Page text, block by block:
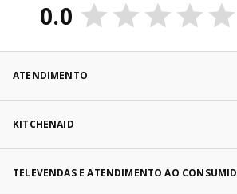
0.0
ATENDIMENTO
KITCHENAID
TELEVENDAS E ATENDIMENTO AO